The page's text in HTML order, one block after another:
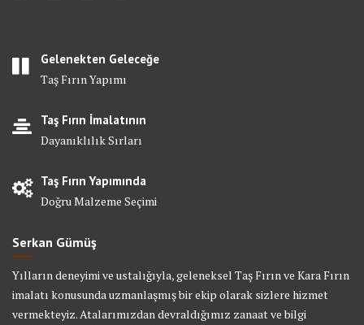
Gelenekten Geleceğe
Taş Fırın Yapımı
Taş Fırın İmalatının
Dayanıklılık Sırları
Taş Fırın Yapımında
Doğru Malzeme Seçimi
Serkan Gümüş
Yılların deneyimi ve ustalığıyla, geleneksel Taş Fırın ve Kara Fırın
imalatı konusunda uzmanlaşmış bir ekip olarak sizlere hizmet
vermekteyiz. Atalarımızdan devraldığımız zanaat ve bilgi